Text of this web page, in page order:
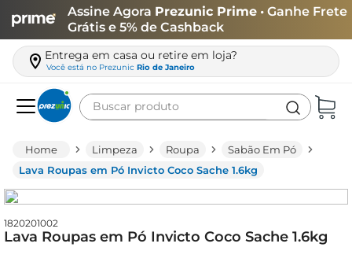
Assine Agora Prezunic Prime • Ganhe Frete
Grátis e 5% de Cashback
Entrega em casa ou retire em loja?
Você está no Prezunic Rio de Janeiro
Buscar produto
Limpeza Roupa
Sabão Em Pó
Lava Roupas em Pó Invicto Coco Sache 1.6kg
1820201002
Lava Roupas em Pó Invicto Coco Sache 1.6kg
leite
queijo